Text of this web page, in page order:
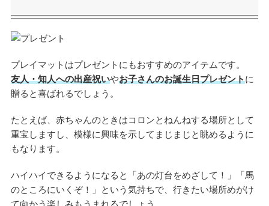
プレイマットはプレゼントにもおすすめのアイテムです。
友人・知人への出産祝いやお子さんのお誕生日プレゼントに
贈ると喜ばれるでしょう。
たとえば、赤ちゃんのときはコロンとねんねする場所として
重宝しますし、模様に興味を示してまじまじと眺めるように
もなります。
ハイハイできるようになると「あの灯台をめざして！」「馬
のところにいくぞ！」という気持ちで、行きたい場所めがけ
て向かう楽しみもうまれるでしょう。